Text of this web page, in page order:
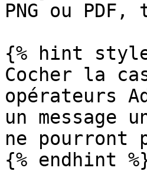
PNG ou
{% hint
Cocher la
opérateurs
un message
ne
{% endhint